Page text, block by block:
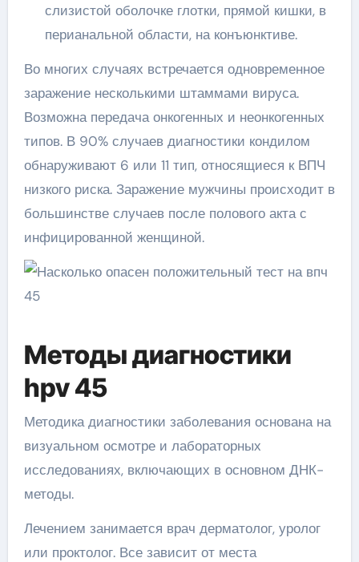
слизистой оболочке глотки, прямой кишки, в
перианальной области, на конъюнктиве.
Во многих случаях встречается одновременное
заражение несколькими штаммами вируса.
Возможна передача онкогенных и неонкогенных
типов. В 90% случаев диагностики кондилом
обнаруживают 6 или 11 тип, относящиеся к ВПЧ
низкого риска. Заражение мужчины происходит в
большинстве случаев после полового акта с
инфицированной женщиной.
Методы диагностики
hpv 45
Методика диагностики заболевания основана на
визуальном осмотре и лабораторных
исследованиях, включающих в основном ДНК-
методы.
Лечением занимается врач дерматолог, уролог
или проктолог. Все зависит от места